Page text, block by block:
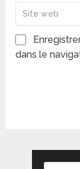
dans le